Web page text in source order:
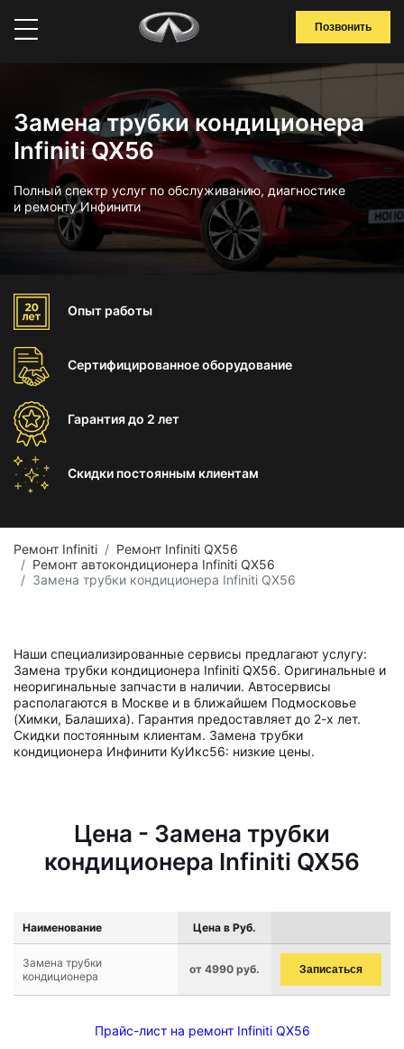
Позвонить
Замена трубки кондиционера
Infiniti QX56
Полный спектр услуг по обслуживанию, диагностике
и ремонту Инфинити
Опыт работы
Сертифицированноеоборудование
Гарантиядо 2 лет
Скидки постоянным клиентам
Ремонт Infiniti
Ремонт Infiniti QX56
Ремонт автокондиционера Infiniti QX56
Замена трубки кондиционера Infiniti QX56
Наши специализированные сервисы предлагают услугу:
Замена трубки кондиционера Infiniti QX56. Оригинальные и
неоригинальные запчасти в наличии. Автосервисы
располагаются в Москве и в ближайшем Подмосковье
(Химки, Балашиха). Гарантия предоставляет до 2-х лет.
Скидки постоянным клиентам. Замена трубки
кондиционера Инфинити КуИкс56: низкие цены.
Цена - Замена трубки
кондиционера Infiniti QX56
Наименование Цена в Руб.
Замена трубки
кондиционера
от 4990 руб. Записаться
Прайс-лист на ремонт Infiniti QX56